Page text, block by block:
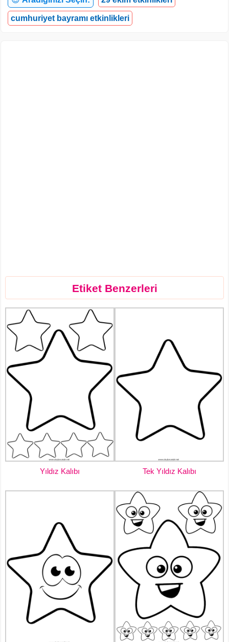
cumhuriyet bayramı etkinlikleri
Etiket Benzerleri
Yıldız Kalıbı Tek Yıldız Kalıbı